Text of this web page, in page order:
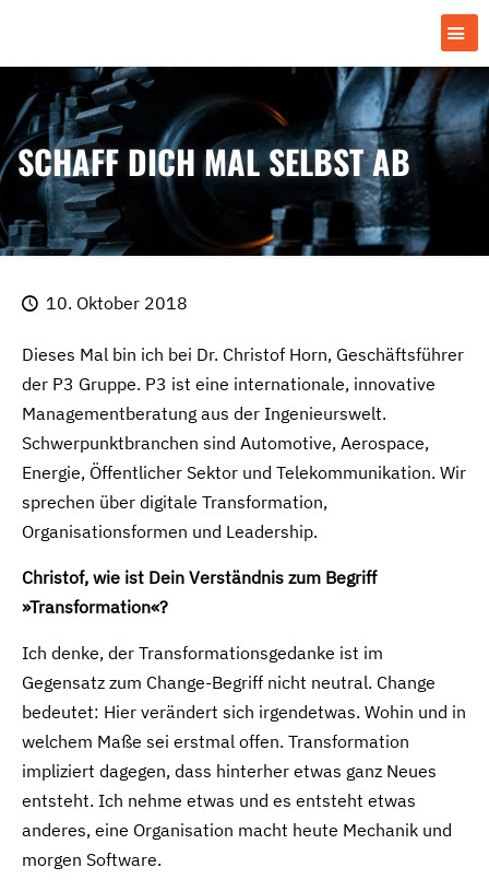
SCHAFF DICH MAL SELBST AB
10. Oktober 2018
Dieses Mal bin ich bei Dr. Christof Horn, Geschäftsführer
der P3 Gruppe. P3 ist eine internationale, innovative
Managementberatung aus der Ingenieurswelt.
Schwerpunktbranchen sind Automotive, Aerospace,
Energie, Öffentlicher Sektor und Telekommunikation. Wir
sprechen über digitale Transformation,
Organisationsformen und Leadership.
Christof, wie ist Dein Verständnis zum Begriff
»Transformation«?
Ich denke, der Transformationsgedanke ist im
Gegensatz zum Change-Begriff nicht neutral. Change
bedeutet: Hier verändert sich irgendetwas. Wohin und in
welchem Maße sei erstmal offen. Transformation
impliziert dagegen, dass hinterher etwas ganz Neues
entsteht. Ich nehme etwas und es entsteht etwas
anderes, eine Organisation macht heute Mechanik und
morgen Software.